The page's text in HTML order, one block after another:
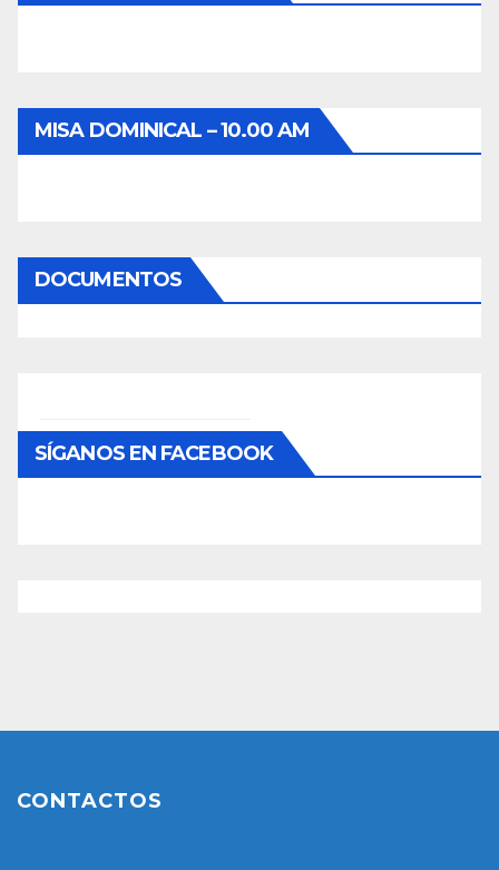
MISA DOMINICAL – 10.00 AM
DOCUMENTOS
SÍGANOS EN FACEBOOK
CONTACTOS